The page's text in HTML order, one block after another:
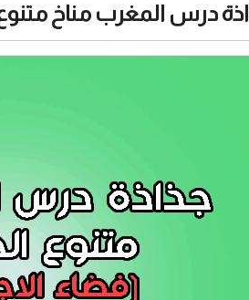
درس المغرب مناخ